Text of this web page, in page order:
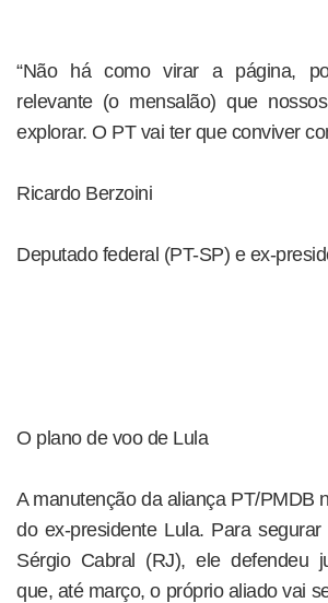
“Não há como virar a página,
relevante (o mensalão) que
explorar. O PT vai ter que conviver
Ricardo Berzoini
Deputado federal (PT-SP) e ex-
O plano de voo de Lula
A manutenção da aliança PT/PMDB
do ex-presidente Lula. Para
Sérgio Cabral (RJ), ele defendeu
que, até março, o próprio aliado vai